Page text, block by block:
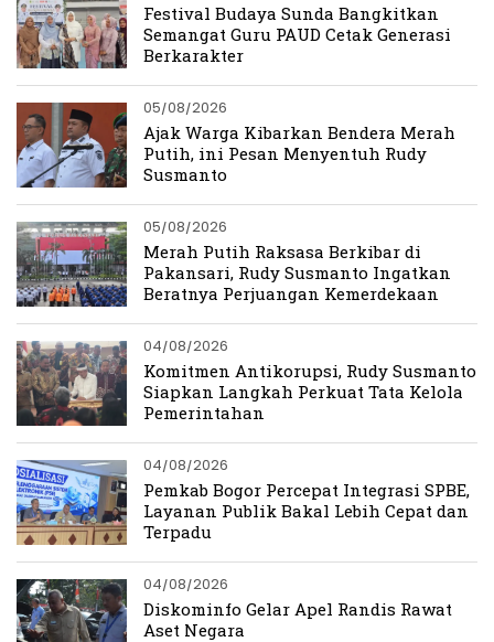
Festival Budaya Sunda Bangkitkan
Semangat Guru PAUD Cetak Generasi
Berkarakter
05/08/2026
Ajak Warga Kibarkan Bendera Merah
Putih, ini Pesan Menyentuh Rudy
Susmanto
05/08/2026
Merah Putih Raksasa Berkibar di
Pakansari, Rudy Susmanto Ingatkan
Beratnya Perjuangan Kemerdekaan
04/08/2026
Komitmen Antikorupsi, Rudy Susmanto
Siapkan Langkah Perkuat Tata Kelola
Pemerintahan
04/08/2026
Pemkab Bogor Percepat Integrasi SPBE,
Layanan Publik Bakal Lebih Cepat dan
Terpadu
04/08/2026
Diskominfo Gelar Apel Randis Rawat
Aset Negara